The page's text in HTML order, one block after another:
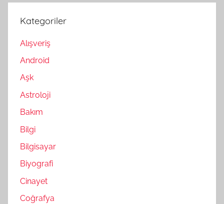
Kategoriler
Alışveriş
Android
Aşk
Astroloji
Bakım
Bilgi
Bilgisayar
Biyografi
Cinayet
Coğrafya